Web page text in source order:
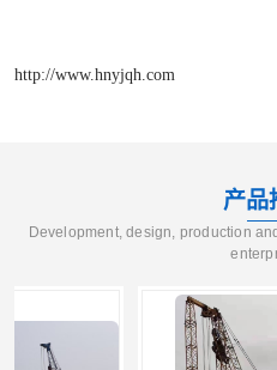
http://www.hnyjqh.com
产品
Development, design, production